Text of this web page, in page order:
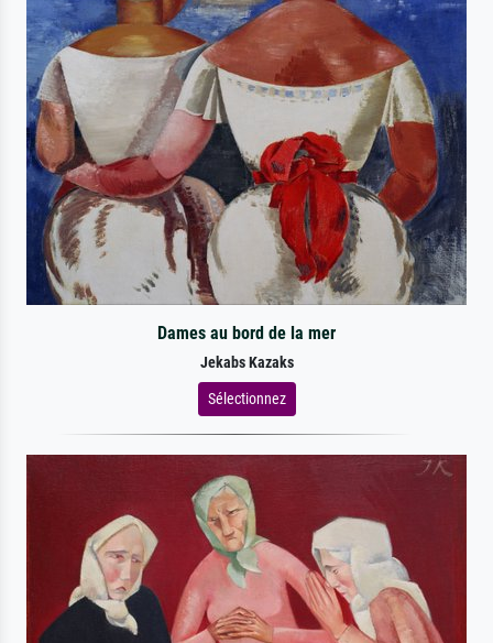
Dames au bord de la mer
Jekabs Kazaks
Sélectionnez